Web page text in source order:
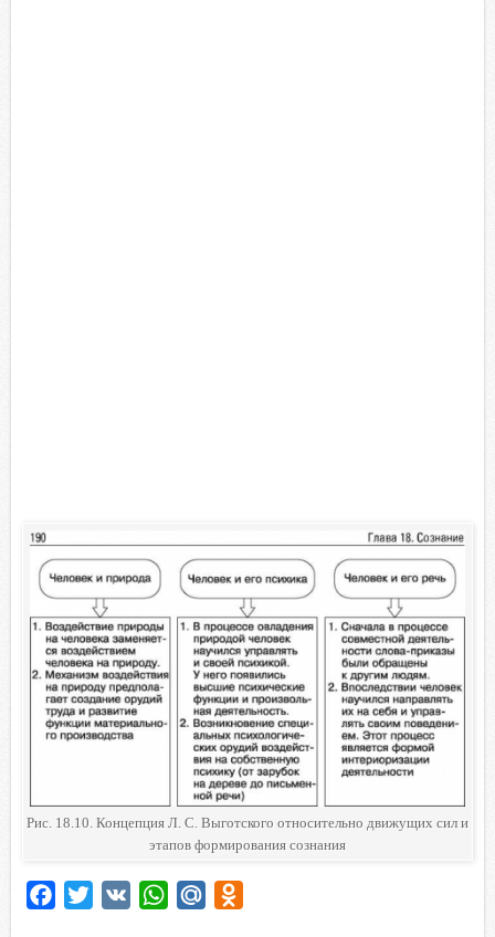
Рис. 18.10. Концепция Л. С. Выготского относительно движущих сил и
этапов формирования сознания
W